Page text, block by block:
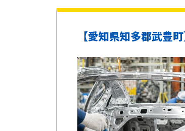
【愛知県知多郡武